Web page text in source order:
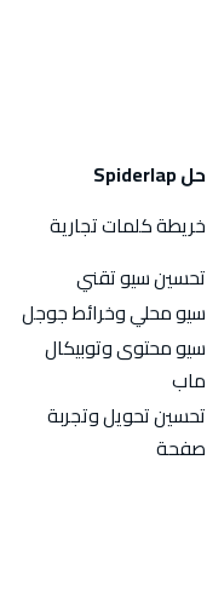
حل Spiderlap
خريطة كلمات تجارية
تحسين سيو تقني
سيو محلي وخرائط جوجل
سيو محتوى وتوبيكال
ماب
تحسين تحويل وتجربة
صفحة